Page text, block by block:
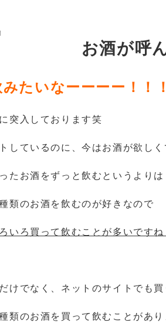
お酒が呼
たいなーーーー！！！
突入しております笑
しているのに、今はお酒が欲し
たお酒をずっと飲むというよりは
類のお酒を飲むのが好きなので
いろ買って飲むことが多いですね
けでなく、ネットのサイトでも
類のお酒を買って飲むことがあ